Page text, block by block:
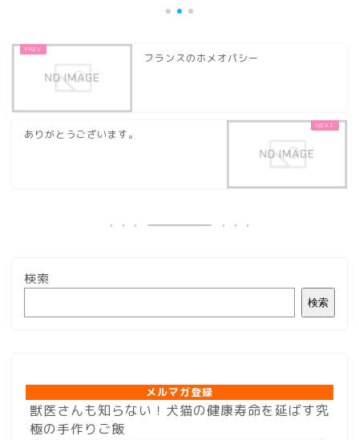
フランスのホメオパシー
ありがとうございます。
検索
検索
メルマガ登録
獣医さんも知らない！犬猫の健康寿命を延ばす究
極の手作りご飯